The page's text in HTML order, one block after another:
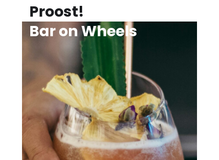
Proost!
Bar on Wheels